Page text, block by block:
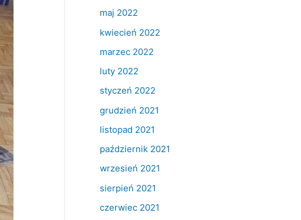
maj 2022
kwiecień 2022
marzec 2022
luty 2022
styczeń 2022
grudzień 2021
listopad 2021
październik 2021
wrzesień 2021
sierpień 2021
czerwiec 2021